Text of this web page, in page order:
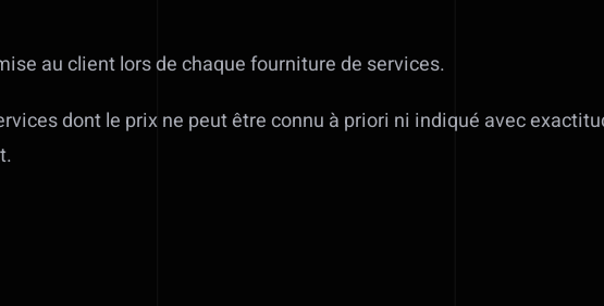
au client lors de chaque fourniture de services.
dont le prix ne peut être connu à priori ni indiqué avec